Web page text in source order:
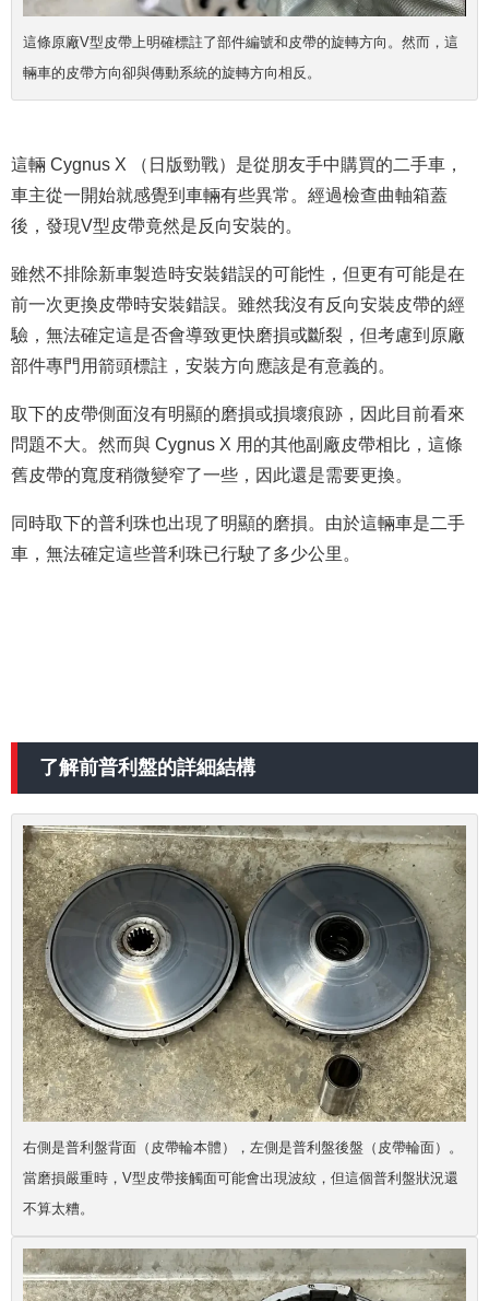
這條原廠V型皮帶上明確標註了部件編號和皮帶的旋轉方向。然而，這
輛車的皮帶方向卻與傳動系統的旋轉方向相反。
這輛 Cygnus X （日版勁戰）是從朋友手中購買的二手車，
車主從一開始就感覺到車輛有些異常。經過檢查曲軸箱蓋
後，發現V型皮帶竟然是反向安裝的。
雖然不排除新車製造時安裝錯誤的可能性，但更有可能是在
前一次更換皮帶時安裝錯誤。雖然我沒有反向安裝皮帶的經
驗，無法確定這是否會導致更快磨損或斷裂，但考慮到原廠
部件專門用箭頭標註，安裝方向應該是有意義的。
取下的皮帶側面沒有明顯的磨損或損壞痕跡，因此目前看來
問題不大。然而與 Cygnus X 用的其他副廠皮帶相比，這條
舊皮帶的寬度稍微變窄了一些，因此還是需要更換。
同時取下的普利珠也出現了明顯的磨損。由於這輛車是二手
車，無法確定這些普利珠已行駛了多少公里。
了解前普利盤的詳細結構
右側是普利盤背面 （皮帶輪本體），左側是普利盤後盤 （皮帶輪面）。
當磨損嚴重時，V型皮帶接觸面可能會出現波紋，但這個普利盤狀況還
不算太糟。